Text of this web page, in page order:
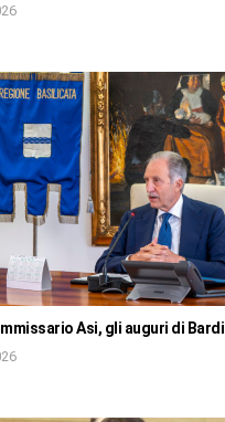
Asi, gli auguri di Bardi